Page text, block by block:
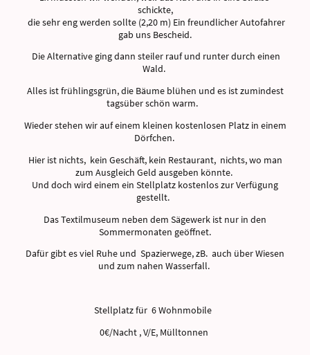
schickte,
die sehr eng werden sollte (2,20 m) Ein freundlicher Autofahrer
gab uns Bescheid.
Die Alternative ging dann steiler rauf und runter durch einen
Wald.
Alles ist frühlingsgrün, die Bäume blühen und es ist zumindest
tagsüber schön warm.
Wieder stehen wir auf einem kleinen kostenlosen Platz in einem
Dörfchen.
Hier ist nichts, kein Geschäft, kein Restaurant, nichts, wo man
zum Ausgleich Geld ausgeben könnte.
Und doch wird einem ein Stellplatz kostenlos zur Verfügung
gestellt.
Das Textilmuseum neben dem Sägewerk ist nur in den
Sommermonaten geöffnet.
Dafür gibt es viel Ruhe und Spazierwege, zB. auch über Wiesen
und zum nahen Wasserfall.
Stellplatz für 6 Wohnmobile
0€/Nacht , V/E, Mülltonnen